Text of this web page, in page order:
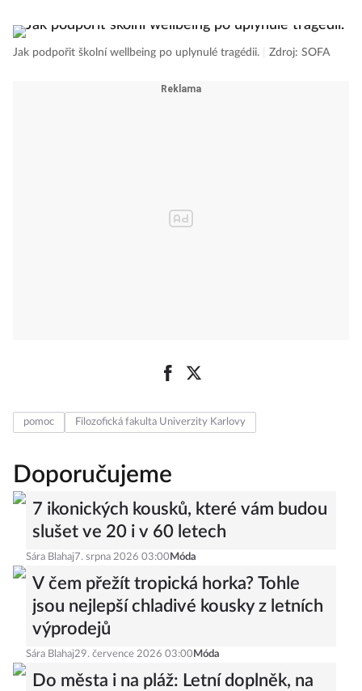
Jak podpořit školní wellbeing po uplynulé tragédii. Zdroj: SOFA
pomoc Filozofická fakulta Univerzity Karlovy
Doporučujeme
7 ikonických kousků, které vám budou
slušet ve 20 i v 60 letech
Sára Blahaj 7. srpna 2026 03:00 Móda
V čem přežít tropická horka? Tohle
jsou nejlepší chladivé kousky z letních
výprodejů
Sára Blahaj29. července 2026 03:00 Móda
Do města i na pláž: Letní doplněk, na